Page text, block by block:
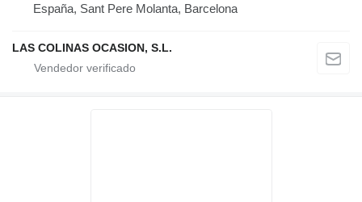
España, Sant Pere Molanta, Barcelona
LAS COLINAS OCASION, S.L.